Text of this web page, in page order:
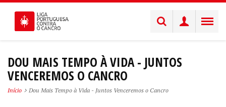
DOU MAIS TEMPO À VIDA - JUNTOS
VENCEREMOS O CANCRO
Início Dou Mais Tempo à Vida - Juntos Venceremos o Cancro